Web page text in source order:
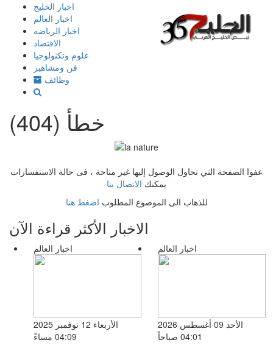
إذهب
المحتوى
اخبار الخليج
اخبار العالم
اخبار الرياضه
الاقتصاد
علوم وتكنولوجيا
فن ومشاهير
وظائف
خطأ (404)
عفوا الصفحة التي تحاول الوصول إليها غير متاحة ، فى حالة الاستفسارات
يمكنك الاتصال بنا
للذهاب الى الموضوع المطلوب اضغط هنا
الاخبار الأكثر قراءة الآن
اخبار العالم
الأربعاء 12 نوفمبر 2025
04:09 مساءً
اخبار العالم
الأحد 09 أغسطس 2026
04:01 صباحاً